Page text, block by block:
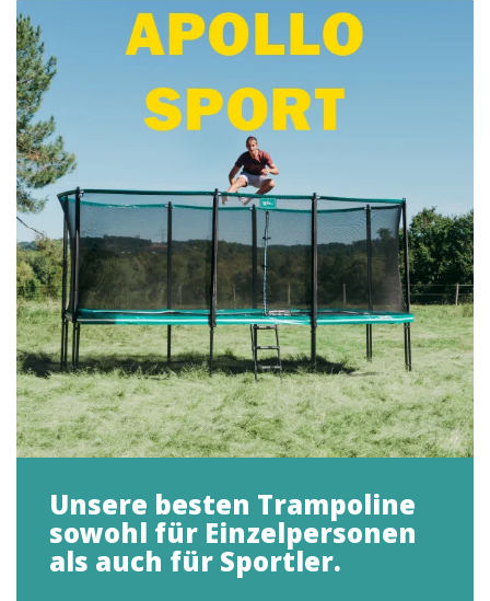
Unsere besten Trampoline
sowohl für Einzelpersonen
als auch für Sportler.